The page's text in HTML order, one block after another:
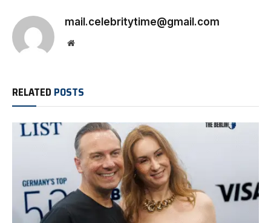
mail.celebritytime@gmail.com
Website
RELATED POSTS